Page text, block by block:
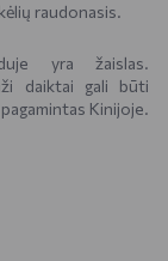
raudonasis.
yra žaislas.
daiktai gali būti
Kinijoje.